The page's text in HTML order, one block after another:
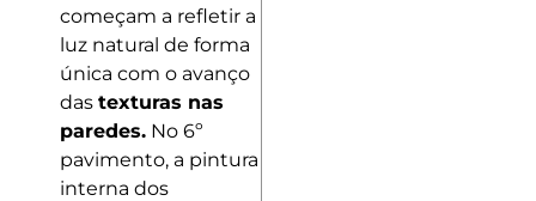
começam a refletir a
luz natural de forma
única com o avanço
das texturas nas
paredes. No 6º
pavimento, a pintura
interna dos